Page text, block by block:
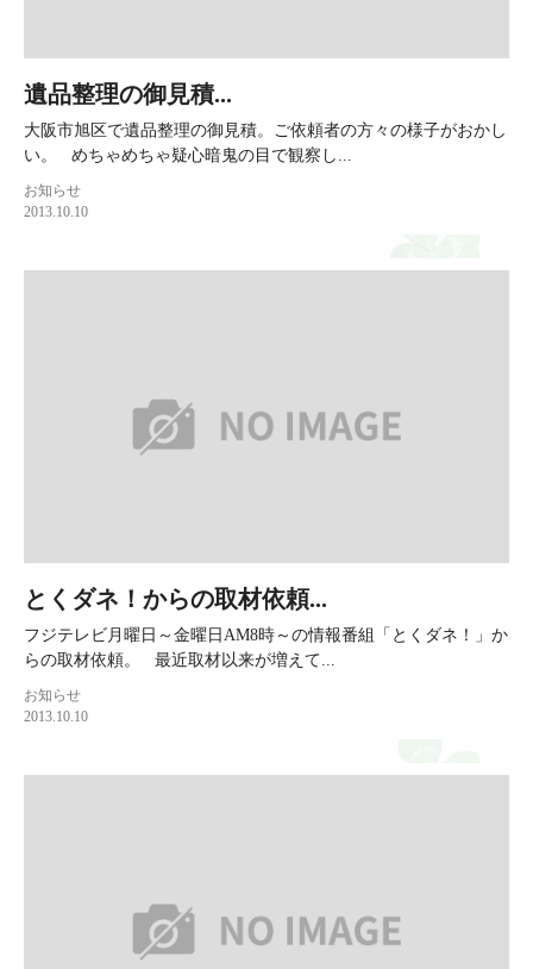
遺品整理の御見積...
大阪市旭区で遺品整理の御見積。ご依頼者の方々の様子がおかし
い。 めちゃめちゃ疑心暗鬼の目で観察し...
お知らせ
2013.10.10
とくダネ！からの取材依頼...
フジテレビ月曜日～金曜日AM8時～の情報番組「とくダネ！」か
らの取材依頼。 最近取材以来が増えて...
お知らせ
2013.10.10